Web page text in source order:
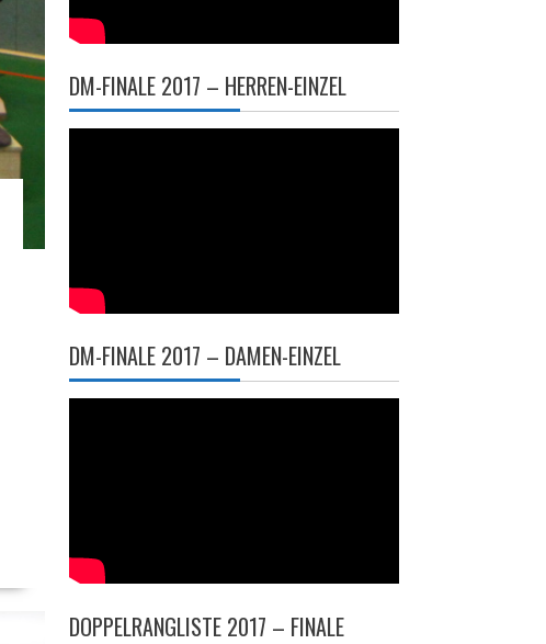
DM-FINALE 2017 – HERREN-EINZEL
DM-FINALE 2017 – DAMEN-EINZEL
DOPPELRANGLISTE 2017 – FINALE